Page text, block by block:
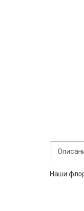
Наши